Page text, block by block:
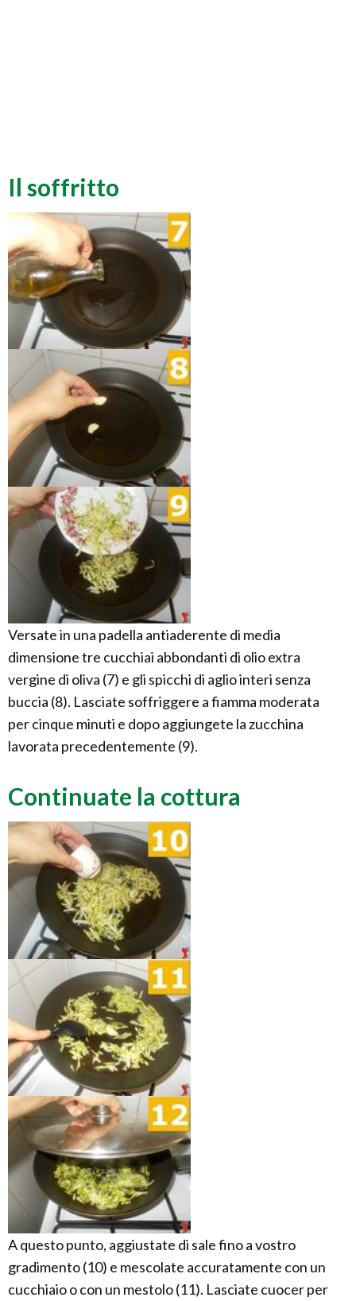
Il soffritto
Versate in una padella antiaderente di media
dimensione tre cucchiai abbondanti di olio extra
vergine di oliva (7) e gli spicchi di aglio interi senza
buccia (8). Lasciate soffriggere a fiamma moderata
per cinque minuti e dopo aggiungete la zucchina
lavorata precedentemente (9).
Continuate la cottura
A questo punto, aggiustate di sale fino a vostro
gradimento (10) e mescolate accuratamente con un
cucchiaio o con un mestolo (11). Lasciate cuocer per